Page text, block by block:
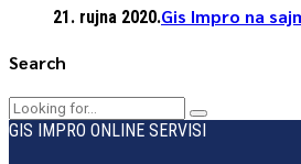
21. rujna 2020.Gis Impro na
Search
GIS IMPRO ONLINE SERVISI